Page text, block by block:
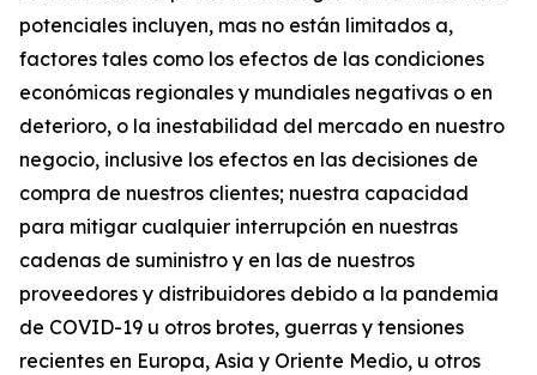
potenciales incluyen, mas no están limitados a,
factores tales como los efectos de las condiciones
económicas regionales y mundiales negativas o en
deterioro, o la inestabilidad del mercado en nuestro
negocio, inclusive los efectos en las decisiones de
compra de nuestros clientes; nuestra capacidad
para mitigar cualquier interrupción en nuestras
cadenas de suministro y en las de nuestros
proveedores y distribuidores debido a la pandemia
de COVID-19 u otros brotes, guerras y tensiones
recientes en Europa, Asia y Oriente Medio, u otros